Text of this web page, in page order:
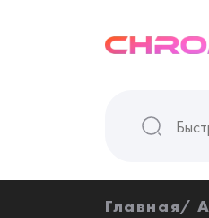
Главная